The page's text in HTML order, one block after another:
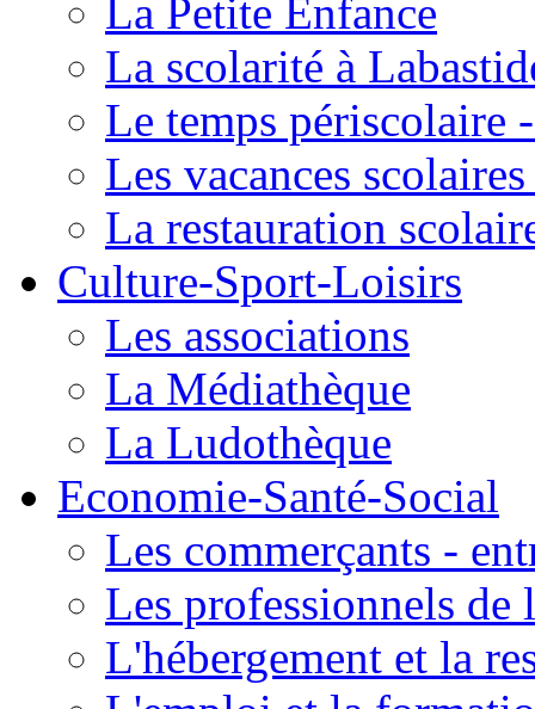
La Petite Enfance
La scolarité à
Le temps périscolaire
Les vacances
La restauration
Culture-Sport-Loisirs
Les associations
La Médiathèque
La Ludothèque
Economie-Santé-Social
Les commerçants -
Les professionnels de
L'hébergement et la